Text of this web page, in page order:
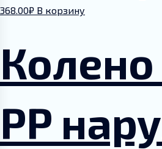
368.00₽ В корзину
PP